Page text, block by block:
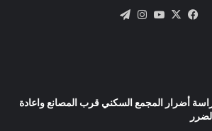
فيسبوك
X يوتيوبانستقرام
أضرار المجمع السكني قرب المصانع واعادة